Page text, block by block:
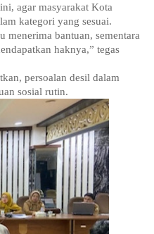
agar masyarakat Kota
kategori yang sesuai.
menerima bantuan, sementara
haknya,” tegas
persoalan desil dalam
sosial rutin.